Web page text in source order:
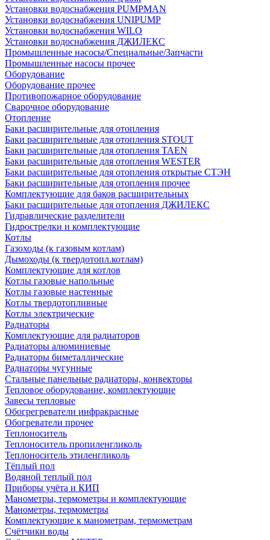
Установки водоснабжения PUMPMAN
Установки водоснабжения UNIPUMP
Установки водоснабжения WILO
Установки водоснабжения ДЖИЛЕКС
Промышленные насосы/Специальные/Запчасти
Промышленные насосы прочее
Оборудование
Оборудование прочее
Противопожарное оборудование
Сварочное оборудование
Отопление
Баки расширительные для отопления
Баки расширительные для отопления STOUT
Баки расширительные для отопления TAEN
Баки расширительные для отопления WESTER
Баки расширительные для отопления открытые СТЭН
Баки расширительные для отопления прочее
Комплектующие для баков расширительных
Баки расширительные для отопления ДЖИЛЕКС
Гидравлические разделители
Гидрострелки и комплектующие
Котлы
Газоходы (к газовым котлам)
Дымоходы (к твердотопл.котлам)
Комплектующие для котлов
Котлы газовые напольные
Котлы газовые настенные
Котлы твердотопливные
Котлы электрические
Радиаторы
Комплектующие для радиаторов
Радиаторы алюминиевые
Радиаторы биметаллические
Радиаторы чугунные
Стальные панельные радиаторы, конвекторы
Тепловое оборудование, комплектующие
Завесы тепловые
Обогрегреватели инфракрасные
Обогреватели прочее
Теплоноситель
Теплоноситель пропиленгликоль
Теплоноситель этиленгликоль
Тёплый пол
Водяной теплый пол
Приборы учёта и КИП
Манометры, термометры и комплектующие
Манометры, термометры
Комплектующие к манометрам, термометрам
Счётчики воды